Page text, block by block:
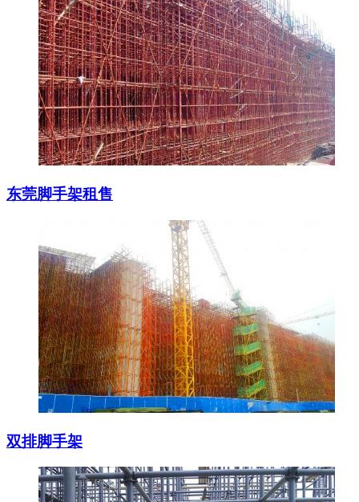
东莞脚手架租售
双排脚手架